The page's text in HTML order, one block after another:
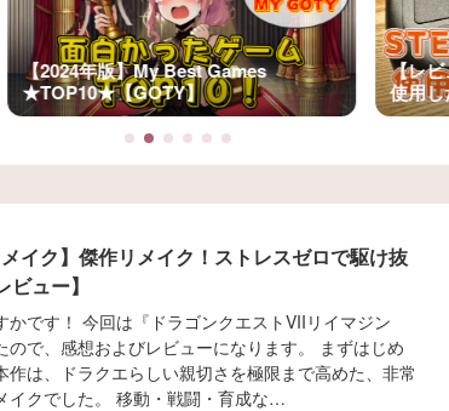
【2024年版】My Best Games
★TOP10★【GOTY】
【レビ
使用し
メイク】傑作リメイク！ストレスゼロで駆け抜
ュー】
かです！ 今回は『ドラゴンクエストVIIリイマジン
ので、感想およびレビューになります。 まずはじめ
作は、ドラクエらしい親切さを極限まで高めた、非常
イクでした。 移動・戦闘・育成な…